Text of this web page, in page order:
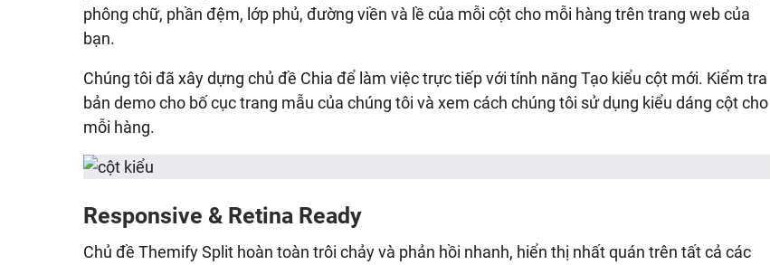
phông chữ, phần đệm, lớp phủ, đường viền và lề của mỗi cột cho mỗi hàng trên trang web của
bạn.
Chúng tôi đã xây dựng chủ đề Chia để làm việc trực tiếp với tính năng Tạo kiểu cột mới. Kiểm tra
bản demo cho bố cục trang mẫu của chúng tôi và xem cách chúng tôi sử dụng kiểu dáng cột cho
mỗi hàng.
Responsive & Retina Ready
Chủ đề Themify Split hoàn toàn trôi chảy và phản hồi nhanh, hiển thị nhất quán trên tất cả các